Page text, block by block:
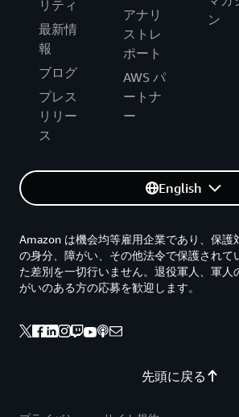
リティ
最新情
報
ブログ
プレス
リリー
ス
アナリ
ストレ
ポート
AWS パ
ートナ
ー
ン
English
先頭に戻る
Amazon は機会均等雇用企業であり、保護
の身分、障がい、その他法令で保護されて
た差別を一切行いません。退役軍人、軍人
がいのある方の応募を歓迎します。